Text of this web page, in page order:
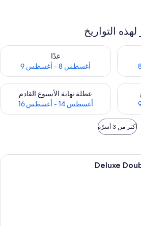
التواريخ
أغسطس 7 - أغسطس 8
غدًا
أغسطس 8 - أغسطس 9
تحقق من مدى التوفر لغد للفترة أغسطس
هذا الأسبوع للفترة أغسطس 7 - أغسطس 9
عطلة نهاية الأسبوع القادم
أغسطس 14 - أغسطس 16
تحقق من مدى التوفر لعطلة نهاية
أكثر من 3 أسرّة
أغطية فراش متميزة وأسرّة بإسفنج
Deluxe